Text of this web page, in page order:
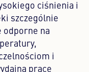
ciśnienia i
szczególnie
odporne na
i
pracę